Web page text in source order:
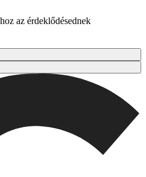
az érdeklődésednek